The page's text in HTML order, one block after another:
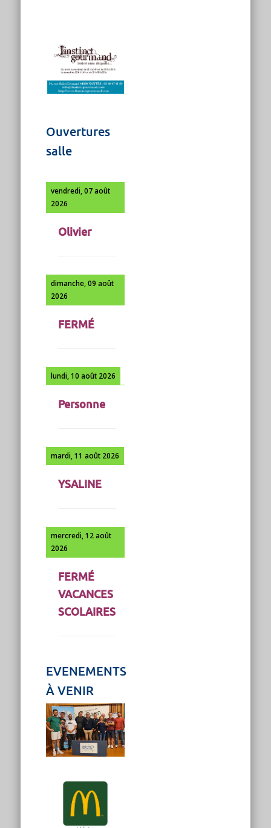
Ouvertures
salle
vendredi, 07 août
2026
Olivier
dimanche, 09 août
2026
FERMÉ
lundi, 10 août 2026
Personne
mardi, 11 août 2026
YSALINE
mercredi, 12 août
2026
FERMÉ
VACANCES
SCOLAIRES
EVENEMENTS
À VENIR